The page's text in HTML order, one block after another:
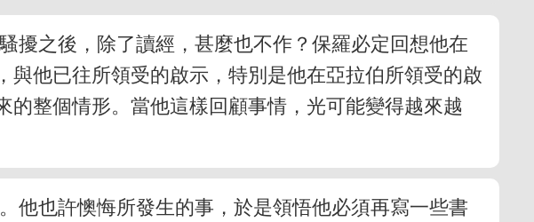
擾之後，除了讀經，甚麼也不作？保羅必定回想他在
他已往所領受的啟示，特別是他在亞拉伯所領受的啟
整個情形。當他這樣回顧事情，光可能變得越來越
他也許懊悔所發生的事，於是領悟他必須再寫一些書